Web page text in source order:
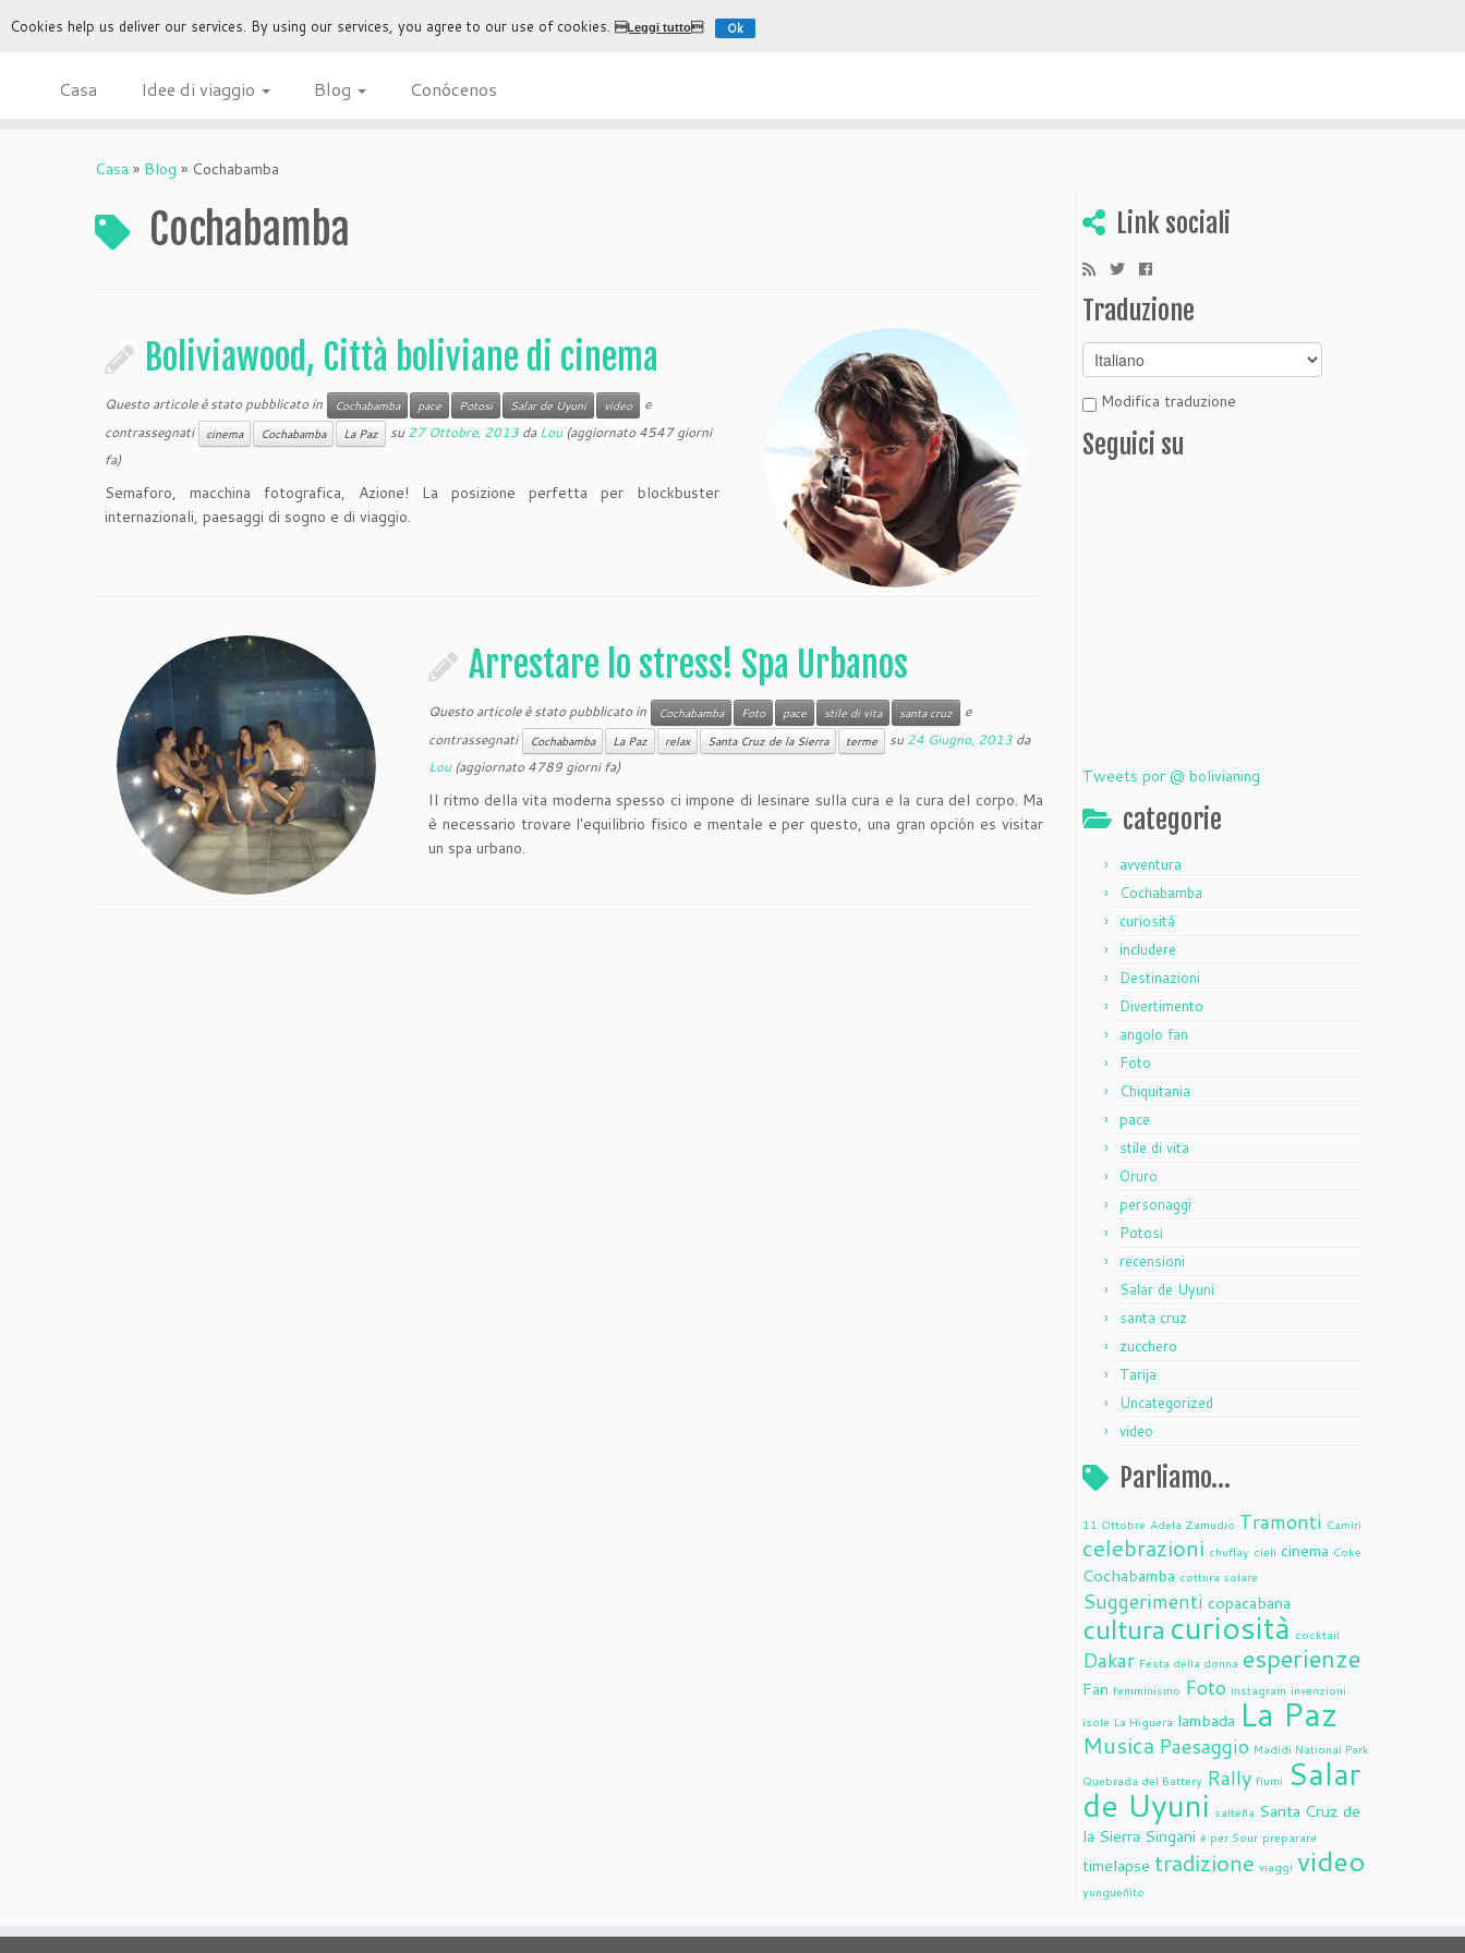
Casa Idee di viaggio Blog Conócenos
Casa » Blog » Cochabamba
Cochabamba
Boliviawood, Città boliviane di cinema
Questo articole è stato pubblicato in Cochabamba pace Potosi Salar de Uyuni video
e
contrassegnati
cinema Cochabamba La Paz su27 Ottobre, 2013 daLou(aggiornato 4547 giorni
fa)
Semaforo, macchina fotografica, Azione! La posizione perfetta per blockbuster
internazionali, paesaggi di sogno e di viaggio.
Arrestare lo stress! Spa Urbanos
Questo articole è stato pubblicato in Cochabamba Foto pace stile di vita santa cruz
e
contrassegnati
Cochabamba La Paz relax Santa Cruz de la Sierra terme su24 Giugno, 2013 da
Lou(aggiornato 4789 giorni fa)
Il ritmo della vita moderna spesso ci impone di lesinare sulla cura e la cura del corpo. Ma
è necessario trovare l'equilibrio fisico e mentale e per questo, una gran opción es visitar
un spa urbano.
Link sociali
Traduzione
Modifica traduzione
Seguici su
Tweets por @ bolivianing
categorie
avventura
Cochabamba
curiosità
includere
Destinazioni
Divertimento
angolo fan
Foto
Chiquitania
pace
stile di vita
Oruro
personaggi
Potosi
recensioni
Salar de Uyuni
santa cruz
zucchero
Tarija
Uncategorized
video
Parliamo…
11 Ottobre Adela Zamudio Tramonti Camiri
celebrazioni chuflay cieli cinema Coke
Cochabamba cottura solare
Suggerimenti copacabana
cultura curiosità cocktail
Dakar Festa della donna esperienze
Fan femminismo Foto instagram invenzioni
isole La Higuera lambada La Paz
Musica Paesaggio Madidi National Park
Quebrada del Battery Rally fiumi Salar
de Uyuni salteña Santa Cruz de
la Sierra Singani è per Sour preparare
timelapse tradizione viaggi video
yungueñito
Cookies help us deliver our services. By using our services, you agree to our use of cookies.Leggi tutto Ok